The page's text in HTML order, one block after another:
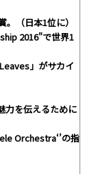
（日本1位に）
2016"で世界1
」がサカイ
力を伝えるために
Orchestra‘’の指